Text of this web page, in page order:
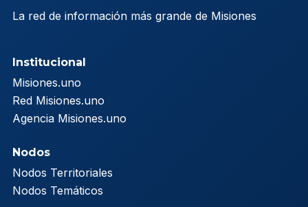
La red de información más grande de Misiones
Institucional
Misiones.uno
Red Misiones.uno
Agencia Misiones.uno
Nodos
Nodos Territoriales
Nodos Temáticos